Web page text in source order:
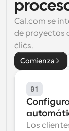
Flujos de
Mantente
Reúnete
Enlaces
Cal.com se
de proyectos
clics.
Comienza
01
Los